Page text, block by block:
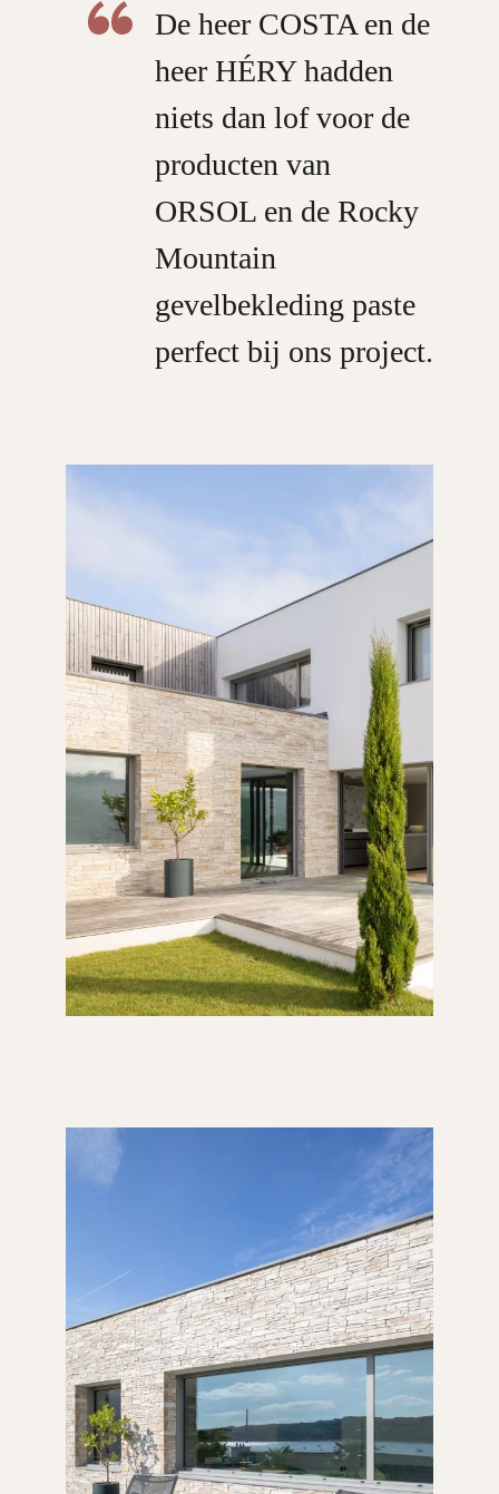
De heer COSTA en de
heer HÉRY hadden
niets dan lof voor de
producten van
ORSOL en de Rocky
Mountain
gevelbekleding paste
perfect bij ons project.